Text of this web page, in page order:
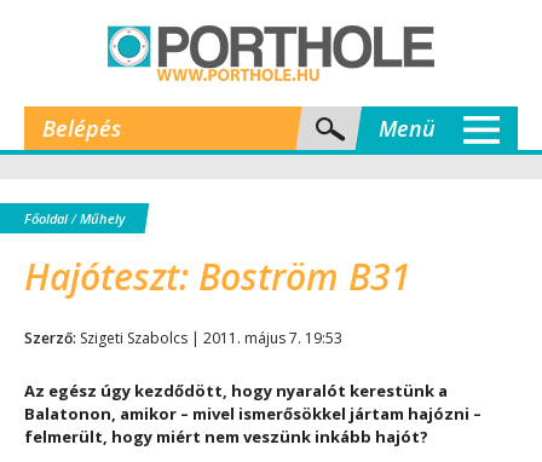
Belépés Menü
Főoldal/Műhely
Hajóteszt: Boström B31
Szerző: Szigeti Szabolcs | 2011. május 7. 19:53
Az egész úgy kezdődött, hogy nyaralót kerestünk a
Balatonon, amikor – mivel ismerősökkel jártam hajózni –
felmerült, hogy miért nem veszünk inkább hajót?